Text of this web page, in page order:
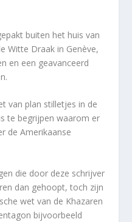
buiten het huis van
Witte Draak in Genève,
en een geavanceerd
van plan stilletjes in de
te begrijpen waarom er
de Amerikaanse
die door deze schrijver
dan gehoopt, toch zijn
wet van de Khazaren
bijvoorbeeld